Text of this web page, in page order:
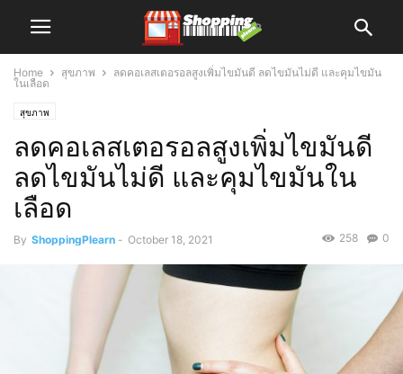
Home สุขภาพ
ลดคอเลสเตอรอลสูงเพิ่มไขมันดี ลดไขมันไม่ดี และคุมไขมัน
ในเลือด
สุขภาพ
ลดคอเลสเตอรอลสูงเพิ่มไขมันดี
ลดไขมันไม่ดี และคุมไขมันใน
เลือด
By ShoppingPlearn - October 18, 2021 0
258